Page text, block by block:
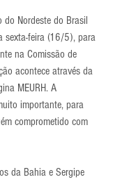
do Nordeste do Brasil
sexta-feira (16/5), para
na Comissão de
acontece através da
MEURH. A
importante, para
comprometido com
da Bahia e Sergipe